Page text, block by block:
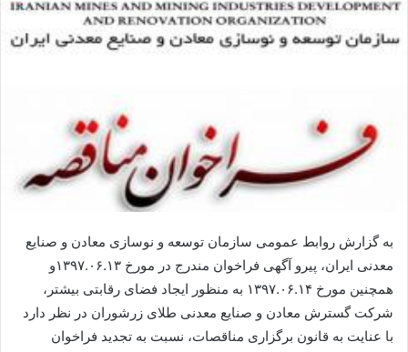
به گزارش روابط عمومی سازمان توسعه و نوسازی معادن و صنایع
معدنی ایران، پیرو آگهی فراخوان مندرج در مورخ ۱۳۹۷.۰۶.۱۳و
همچنین مورخ ۱۳۹۷.۰۶.۱۴ به منظور ایجاد فضای رقابتی بیشتر،
شرکت گسترش معادن و صنایع معدنی طلای زرشوران در نظر دارد
با عنایت به قانون برگزاری مناقصات، نسبت به تجدید فراخوان